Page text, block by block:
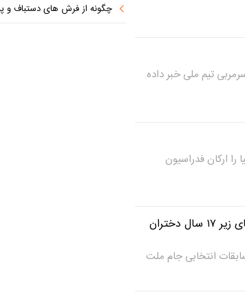
تیم ملی خبر داده
ارکان فدراسیون
زمان قرعه‌کشی مسابقات انتخابی جام ملت‌های زیر ۱۷ سال دختران
انتخابی جام ملت
چگونه از فرش های دستباف و